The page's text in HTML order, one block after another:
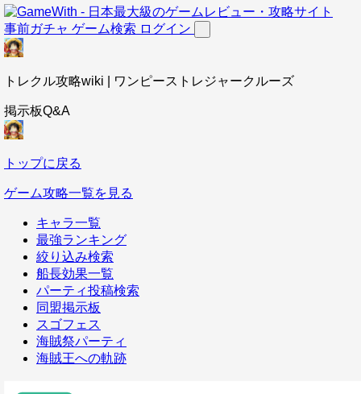
事前ガチャ ゲーム検索 ログイン
トレクル攻略wiki | ワンピーストレジャークルーズ
掲示板Q&A
トップに戻る
ゲーム攻略一覧を見る
キャラ一覧
最強ランキング
絞り込み検索
船長効果一覧
パーティ投稿検索
同盟掲示板
スゴフェス
海賊祭パーティ
海賊王への軌跡